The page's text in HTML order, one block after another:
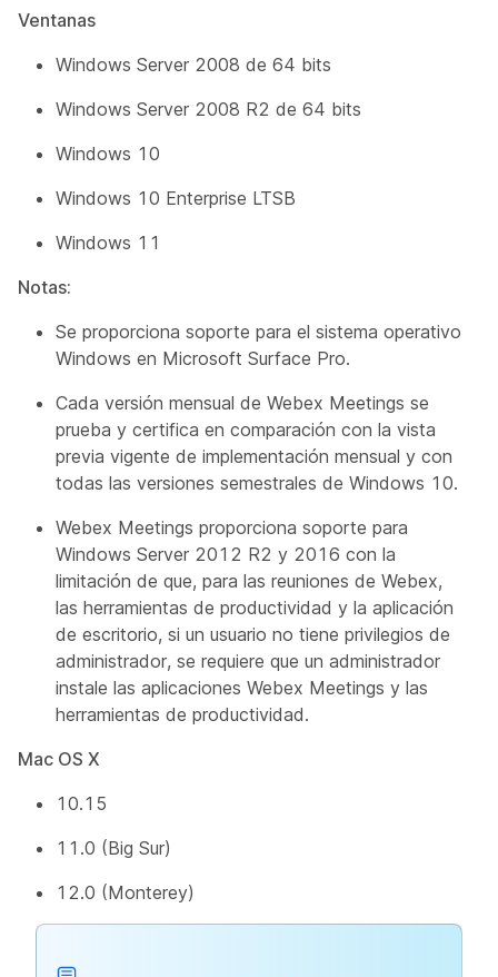
Ventanas
Windows Server 2008 de 64 bits
Windows Server 2008 R2 de 64 bits
Windows 10
Windows 10 Enterprise LTSB
Windows 11
Notas:
Se proporciona soporte para el sistema operativo
Windows en Microsoft Surface Pro.
Cada versión mensual de Webex Meetings se
prueba y certifica en comparación con la vista
previa vigente de implementación mensual y con
todas las versiones semestrales de Windows 10.
Webex Meetings proporciona soporte para
Windows Server 2012 R2 y 2016 con la
limitación de que, para las reuniones de Webex,
las herramientas de productividad y la aplicación
de escritorio, si un usuario no tiene privilegios de
administrador, se requiere que un administrador
instale las aplicaciones Webex Meetings y las
herramientas de productividad.
Mac OS X
10.15
11.0 (Big Sur)
12.0 (Monterey)